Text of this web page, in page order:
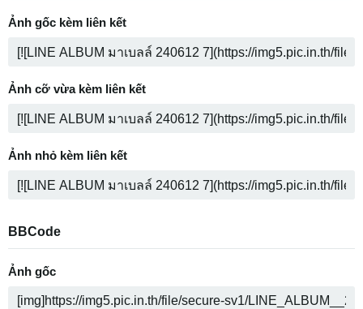
Ảnh gốc kèm liên kết
Ảnh cỡ vừa kèm liên kết
Ảnh nhỏ kèm liên kết
BBCode
Ảnh gốc